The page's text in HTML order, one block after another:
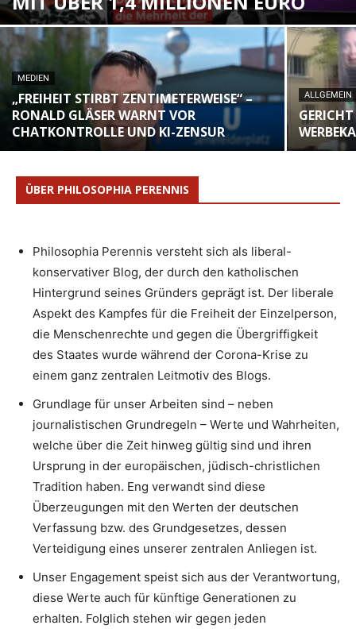
MEDIEN
„FREIHEIT STIRBT ZENTIMETERWEISE“ –
RONALD GLÄSER WARNT VOR
CHATKONTROLLE UND KI-ZENSUR
ALLGEMEIN
ÜBER PHILOSOPHIA PERENNIS
Philosophia Perennis versteht sich als liberal-
konservativer Blog, der durch den katholischen
Hintergrund seines Gründers geprägt ist. Der liberale
Aspekt des Kampfes für die Freiheit der Einzelperson,
die Menschenrechte und gegen die Übergriffigkeit
des Staates wurde während der Corona-Krise zu
einem ganz zentralen Leitmotiv des Blogs.
Grundlage für unser Arbeiten sind – neben
journalistischen Grundregeln – Werte und Wahrheiten,
welche über die Zeit hinweg gültig sind und ihren
Ursprung in der europäischen, jüdisch-christlichen
Tradition haben. Eng verwandt sind diese
Überzeugungen mit den Werten der deutschen
Verfassung bzw. des Grundgesetzes, dessen
Verteidigung eines unserer zentralen Anliegen ist.
Unser Engagement speist sich aus der Verantwortung,
diese Werte auch für künftige Generationen zu
erhalten. Folglich stehen wir gegen jeden